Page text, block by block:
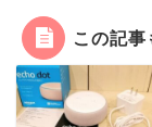
この記